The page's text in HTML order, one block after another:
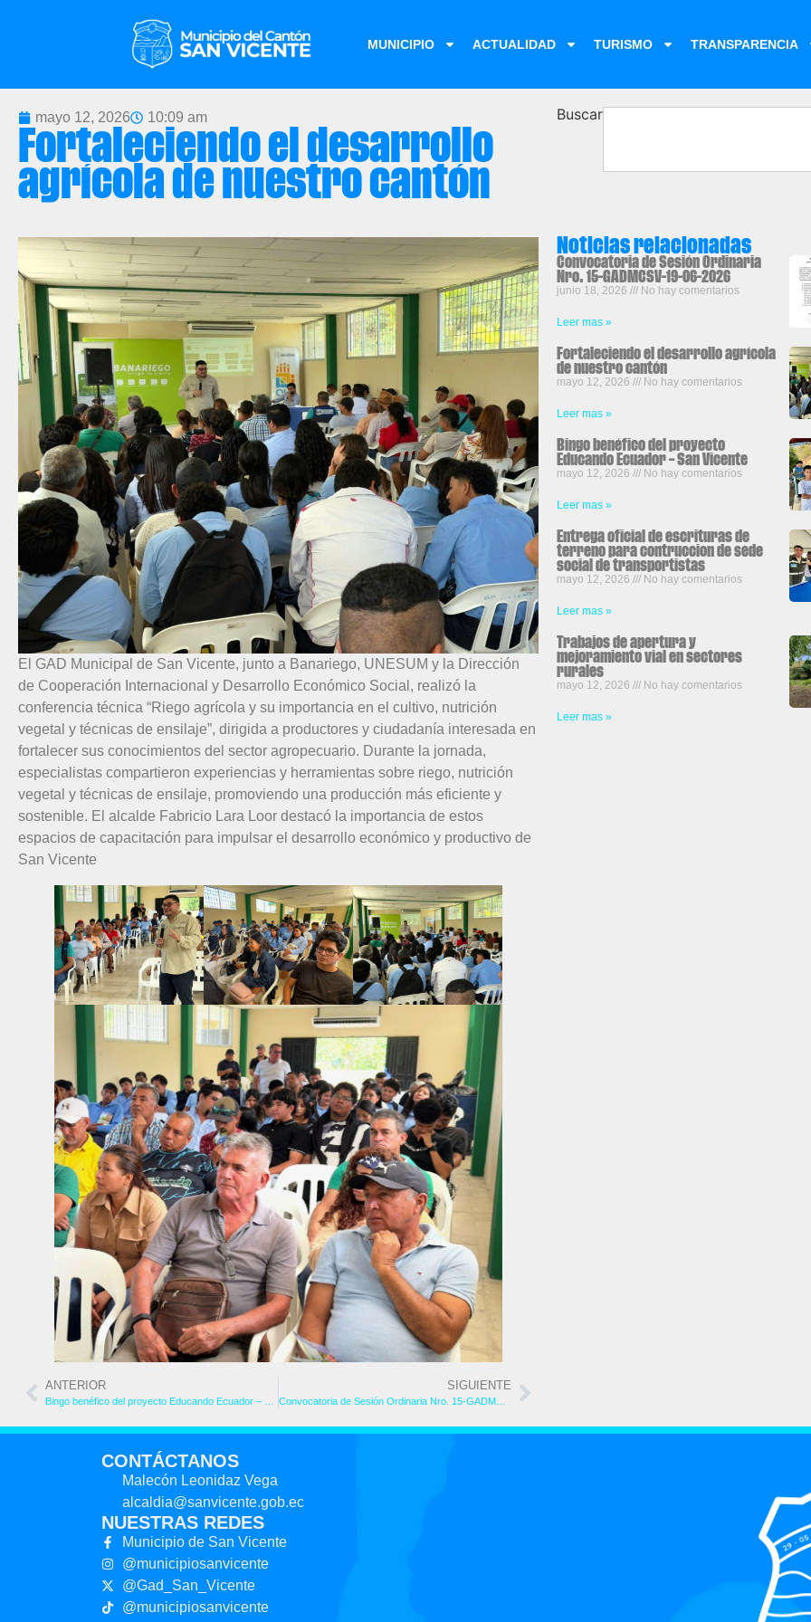
MUNICIPIO ACTUALIDAD TURISMO TRANSPARENCIA
mayo 12, 2026 10:09 am
Fortaleciendo el desarrollo
agrícola de nuestro cantón
Buscar
El GAD Municipal de San Vicente, junto a Banariego, UNESUM y la Dirección
de Cooperación Internacional y Desarrollo Económico Social, realizó la
conferencia técnica “Riego agrícola y su importancia en el cultivo, nutrición
vegetal y técnicas de ensilaje”, dirigida a productores y ciudadanía interesada en
fortalecer sus conocimientos del sector agropecuario. Durante la jornada,
especialistas compartieron experiencias y herramientas sobre riego, nutrición
vegetal y técnicas de ensilaje, promoviendo una producción más eficiente y
sostenible. El alcalde Fabricio Lara Loor destacó la importancia de estos
espacios de capacitación para impulsar el desarrollo económico y productivo de
San Vicente
ANTERIOR SIGUIENTE
Noticias relacionadas
Convocatoria de Sesión Ordinaria
Nro. 15-GADMCSV-19-06-2026
junio 18, 2026
No hay comentarios
Leer mas »
Fortaleciendo el desarrollo agrícola
de nuestro cantón
mayo 12, 2026
No hay comentarios
Leer mas »
Bingo benéfico del proyecto
Educando Ecuador – San Vicente
mayo 12, 2026
No hay comentarios
Leer mas »
Entrega oficial de escrituras de
terreno para contruccion de sede
social de transportistas
mayo 12, 2026
No hay comentarios
Leer mas »
Trabajos de apertura y
mejoramiento vial en sectores
rurales
mayo 12, 2026
No hay comentarios
Leer mas »
CONTÁCTANOS
Malecón Leonidaz Vega
alcaldia@sanvicente.gob.ec
NUESTRAS REDES
Municipio de San Vicente
@municipiosanvicente
@Gad_San_Vicente
@municipiosanvicente